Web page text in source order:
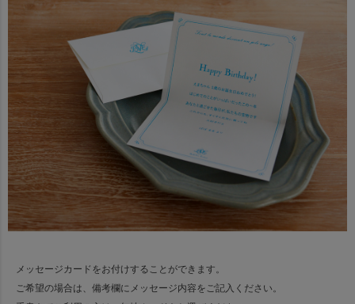
メッセージカードをお付けすることができます。
ご希望の場合は、備考欄にメッセージ内容をご記入ください。